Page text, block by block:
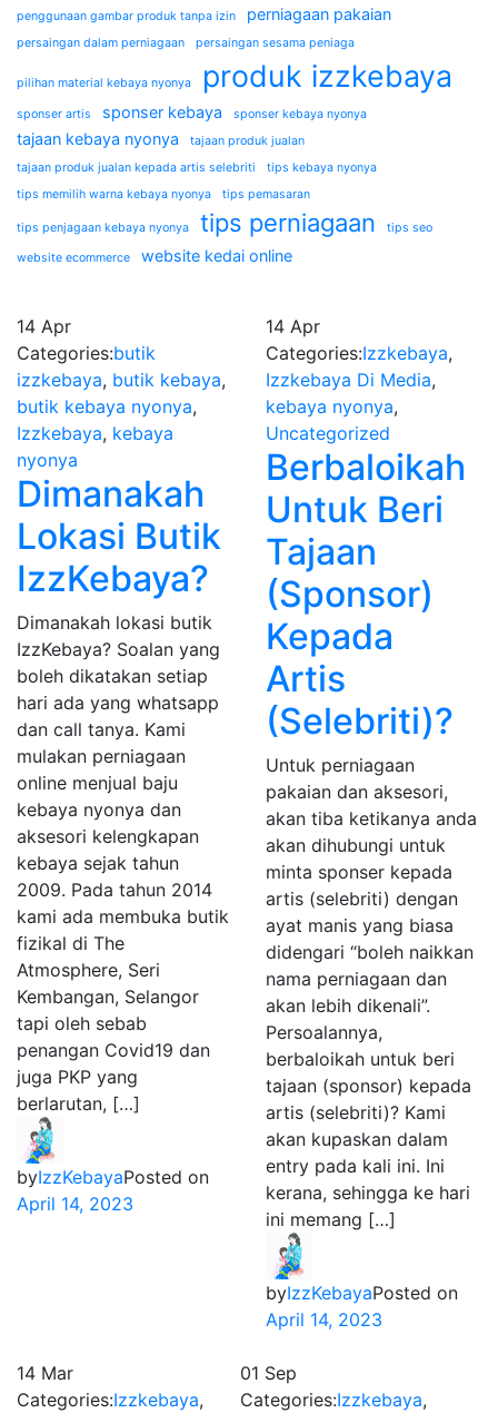
penggunaan gambar produk tanpa izin
perniagaan pakaian
persaingan dalam perniagaan persaingan sesama peniaga
pilihan material kebaya nyonya produk izzkebaya
sponser artis sponser kebaya sponser kebaya nyonya
tajaan kebaya nyonya
tajaan produk jualan
tajaan produk jualan kepada artis selebriti
tips kebaya nyonya
tips memilih warna kebaya nyonya
tips pemasaran
tips penjagaan kebaya nyonya tips perniagaan tips seo
website ecommerce website kedai online
14 Apr
Categories:butik
izzkebaya, butik kebaya,
butik kebaya nyonya,
Izzkebaya, kebaya
nyonya
Dimanakah
Lokasi Butik
IzzKebaya?
Dimanakah lokasi butik
IzzKebaya? Soalan yang
boleh dikatakan setiap
hari ada yang whatsapp
dan call tanya. Kami
mulakan perniagaan
online menjual baju
kebaya nyonya dan
aksesori kelengkapan
kebaya sejak tahun
2009. Pada tahun 2014
kami ada membuka butik
fizikal di The
Atmosphere, Seri
Kembangan, Selangor
tapi oleh sebab
penangan Covid19 dan
juga PKP yang
berlarutan, […]
byIzzKebayaPosted on
April 14, 2023
14 Apr
Categories:Izzkebaya,
Izzkebaya Di Media,
kebaya nyonya,
Uncategorized
Berbaloikah
Untuk Beri
Tajaan
(Sponsor)
Kepada
Artis
(Selebriti)?
Untuk perniagaan
pakaian dan aksesori,
akan tiba ketikanya anda
akan dihubungi untuk
minta sponser kepada
artis (selebriti) dengan
ayat manis yang biasa
didengari “boleh naikkan
nama perniagaan dan
akan lebih dikenali”.
Persoalannya,
berbaloikah untuk beri
tajaan (sponsor) kepada
artis (selebriti)? Kami
akan kupaskan dalam
entry pada kali ini. Ini
kerana, sehingga ke hari
ini memang […]
byIzzKebayaPosted on
April 14, 2023
14 Mar
Categories:Izzkebaya,
01 Sep
Categories:Izzkebaya,